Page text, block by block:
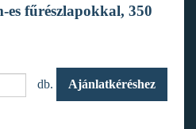
es fűrészlapokkal, 350
db. Ajánlatkéréshez